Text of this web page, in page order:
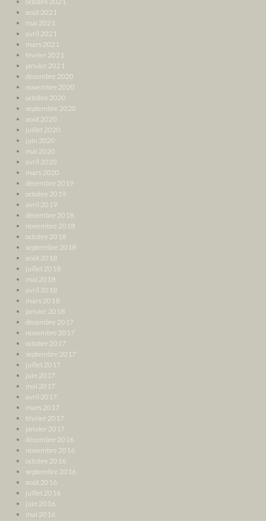
août 2021
mai 2021
avril 2021
mars 2021
février 2021
janvier 2021
décembre 2020
novembre 2020
octobre 2020
septembre 2020
août 2020
juillet 2020
juin 2020
mai 2020
avril 2020
mars 2020
décembre 2019
octobre 2019
avril 2019
décembre 2018
novembre 2018
octobre 2018
septembre 2018
août 2018
juillet 2018
mai 2018
avril 2018
mars 2018
janvier 2018
décembre 2017
novembre 2017
octobre 2017
septembre 2017
juillet 2017
juin 2017
mai 2017
avril 2017
mars 2017
février 2017
janvier 2017
décembre 2016
novembre 2016
octobre 2016
septembre 2016
août 2016
juillet 2016
juin 2016
mai 2016